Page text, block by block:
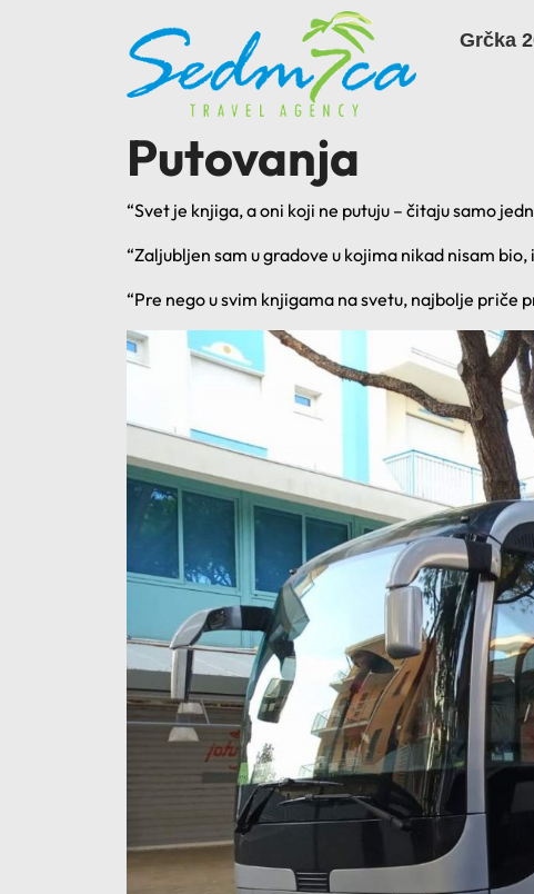
Grčka
Putovanja
“Svet je knjiga, a oni koji ne putuju – čitaju samo
“Zaljubljen sam u gradove u kojima nikad nisam
“Pre nego u svim knjigama na svetu, najbolje priče